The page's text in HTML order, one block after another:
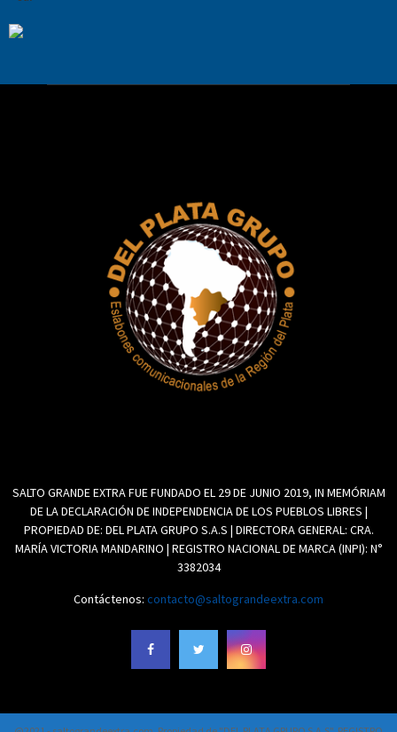
SALTO GRANDE EXTRA FUE FUNDADO EL 29 DE JUNIO 2019, IN MEMÓRIAM
DE LA DECLARACIÓN DE INDEPENDENCIA DE LOS PUEBLOS LIBRES |
PROPIEDAD DE: DEL PLATA GRUPO S.A.S | DIRECTORA GENERAL: CRA.
MARÍA VICTORIA MANDARINO | REGISTRO NACIONAL DE MARCA (INPI): N°
3382034
Contáctenos: contacto@saltograndeextra.com